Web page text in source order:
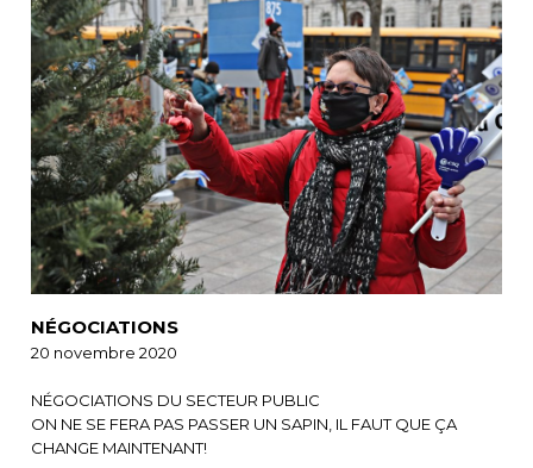
NÉGOCIATIONS
20 novembre 2020
NÉGOCIATIONS DU SECTEUR PUBLIC
ON NE SE FERA PAS PASSER UN SAPIN, IL FAUT QUE ÇA
CHANGE MAINTENANT!